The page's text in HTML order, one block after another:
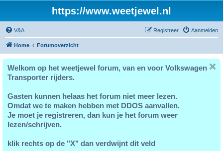
https://www.weetjewel.nl
V&A Aanmelden
Registreer
Home Forumoverzicht
Welkom op het weetjewel forum, van en voor Volkswagen
Transporter rijders.
Gasten kunnen helaas het forum niet meer lezen.
Omdat we te maken hebben met DDOS aanvallen.
Je moet je registreren, dan kun je het forum weer
lezen/schrijven.
klik rechts op de "X" dan verdwijnt dit veld